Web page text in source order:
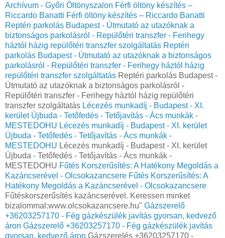
Archívum - Győri Öltönyszalon Férfi öltöny készítés –
Riccardo Banatti Férfi öltöny készítés – Riccardo Banatti
Reptéri parkolás Budapest - Útmutató az utazóknak a
biztonságos parkolásról - Repülőtéri transzfer - Ferihegy
háztól házig repülőtéri transzfer szolgáltatás Reptéri
parkolás Budapest - Útmutató az utazóknak a biztonságos
parkolásról - Repülőtéri transzfer - Ferihegy háztól házig
repülőtéri transzfer szolgáltatás Reptéri parkolás Budapest -
Útmutató az utazóknak a biztonságos parkolásról -
Repülőtéri transzfer - Ferihegy háztól házig repülőtéri
transzfer szolgáltatás Lécezés munkadíj - Budapest - XI.
kerület Újbuda - Tetőfedés - Tetőjavítás - Ács munkák -
MESTEDOHU Lécezés munkadíj - Budapest - XI. kerület
Újbuda - Tetőfedés - Tetőjavítás - Ács munkák -
MESTEDOHU Lécezés munkadíj - Budapest - XI. kerület
Újbuda - Tetőfedés - Tetőjavítás - Ács munkák -
MESTEDOHU Fűtés Korszerűsítés: A Hatékony Megoldás a
Kazáncserével - Olcsokazancsere Fűtés Korszerűsítés: A
Hatékony Megoldás a Kazáncserével - Olcsokazancsere
Fűtéskorszerűsítés kazáncserével. Keressen minket
bizalommal:www.olcsokazancsere.hu" Gázszerelő
+36203257170 - Fég gázkészülék javítás gyorsan, kedvező
áron Gázszerelő +36203257170 - Fég gázkészülék javítás
gyorsan, kedvező áron Gázszerelés +36203257170 -